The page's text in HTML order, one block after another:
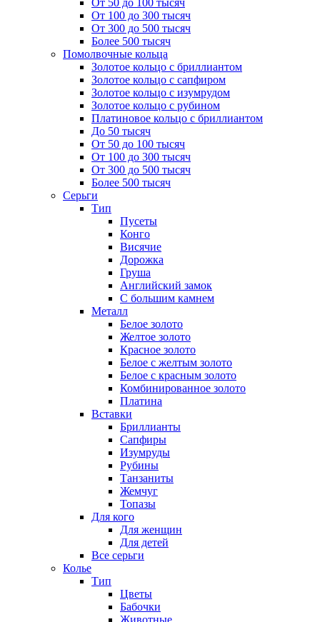
От 50 до 100 тысяч
От 100 до 300 тысяч
От 300 до 500 тысяч
Более 500 тысяч
Помолвочные кольца
Золотое кольцо с бриллиантом
Золотое кольцо с сапфиром
Золотое кольцо с изумрудом
Золотое кольцо с рубином
Платиновое кольцо с бриллиантом
До 50 тысяч
От 50 до 100 тысяч
От 100 до 300 тысяч
От 300 до 500 тысяч
Более 500 тысяч
Серьги
Тип
Пусеты
Конго
Висячие
Дорожка
Груша
Английский замок
С большим камнем
Металл
Белое золото
Желтое золото
Красное золото
Белое с желтым золото
Белое с красным золото
Комбинированное золото
Платина
Вставки
Бриллианты
Сапфиры
Изумруды
Рубины
Танзаниты
Жемчуг
Топазы
Для кого
Для женщин
Для детей
Все серьги
Колье
Тип
Цветы
Бабочки
Животные